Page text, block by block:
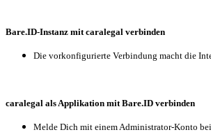
Bare.ID-Instanz mit caralegal verbinden
Die vorkonfigurierte Verbindung macht die
caralegal als Applikation mit Bare.ID verbinden
Melde Dich mit einem Administrator-Konto